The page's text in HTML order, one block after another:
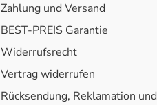
Zahlung und Versand
BEST-PREIS Garantie
Widerrufsrecht
Vertrag widerrufen
Rücksendung, Reklamation und